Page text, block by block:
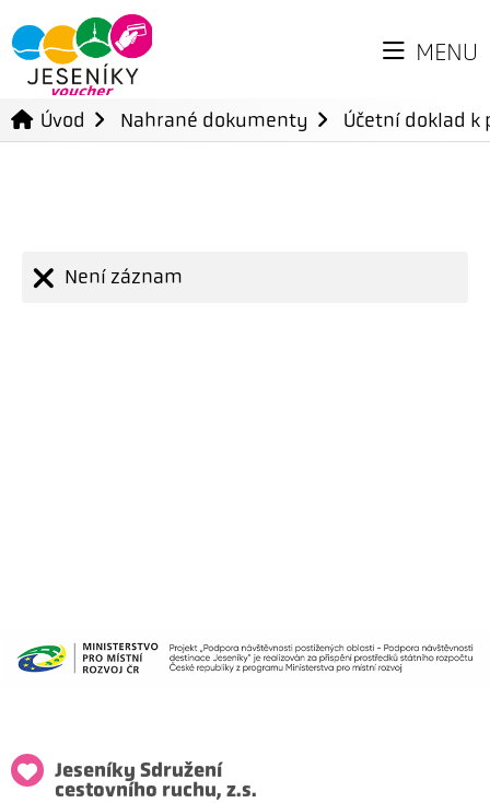
MENU
Úvod Nahrané dokumenty Účetní doklad
Není záznam
Jeseníky Sdružení
cestovního ruchu, z.s.